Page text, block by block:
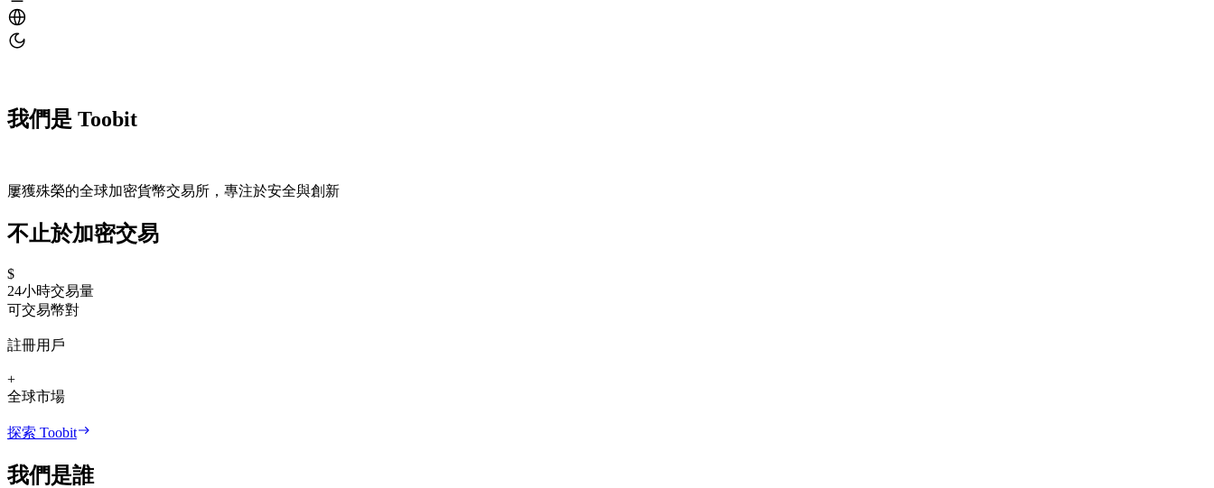
我們是 Toobit
屢獲殊榮的全球加密貨幣交易所，專注於安全與創新
不止於加密交易
$
24小時交易量
可交易幣對
註冊用戶
+
全球市場
探索 Toobit
我們是誰